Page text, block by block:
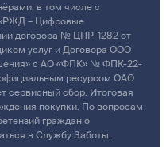
в том числе с
– Цифровые
договора № ЦПР-1282 от
услуг и Договора ООО
с АО «ФПК» № ФПК-22-
официальным ресурсом ОАО
сервисный сбор. Итоговая
покупки. По вопросам
граждан о
в Службу Заботы.